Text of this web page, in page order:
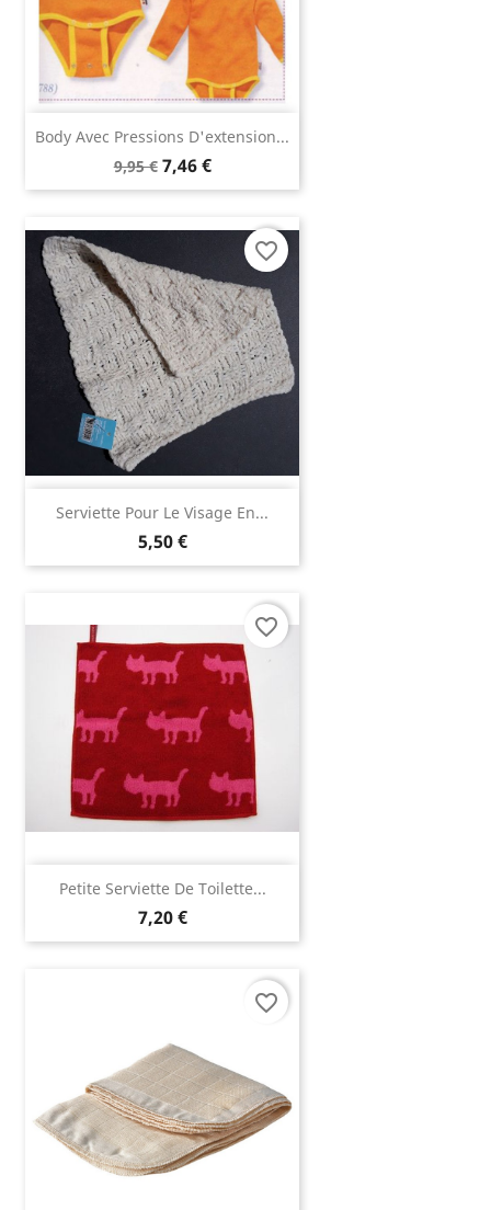
Body Avec Pressions D'extension...
9,95 € 7,46 €
Serviette Pour Le Visage En...
5,50 €
favorite_border
Petite Serviette De Toilette...
7,20 €
favorite_border
favorite_border